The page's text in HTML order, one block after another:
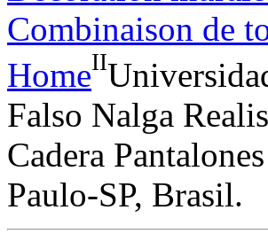
Combinaison de
HomeII
Falso Nalga
Cadera
Paulo-SP, Brasil.